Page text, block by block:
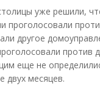
уже решили,
проголосовали
другое
против
еще не
двух месяцев.